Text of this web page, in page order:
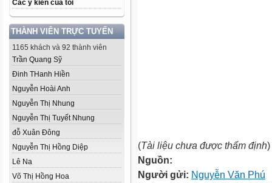
Các ý kiến của tôi
THÀNH VIÊN TRỰC TUYẾN
1165 khách và 92 thành viên
Trần Quang Sỹ
Đinh THanh Hiền
Nguyễn Hoài Anh
Nguyễn Thị Nhung
Nguyễn Thị Tuyết Nhung
đỗ Xuân Đông
Nguyễn Thị Hồng Diệp
Lê Na
Võ Thị Hồng Hoa
(Tài liệu chưa được thẩm định)
Nguồn:
Người gửi: Nguyễn Văn Phú